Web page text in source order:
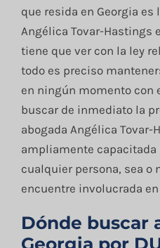
que resida en Georgia es
Angélica Tovar-Hastings
tiene que ver con la ley
todo es preciso
en ningún momento con
buscar de inmediato la
abogada Angélica Tovar-
ampliamente capacitada
cualquier persona, sea o
encuentre involucrada en
Dónde buscar